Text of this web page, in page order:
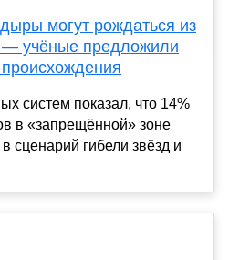
могут рождаться из
— учёные предложили
систем показал, что 14%
в «запрещённой» зоне
сценарий гибели звёзд и